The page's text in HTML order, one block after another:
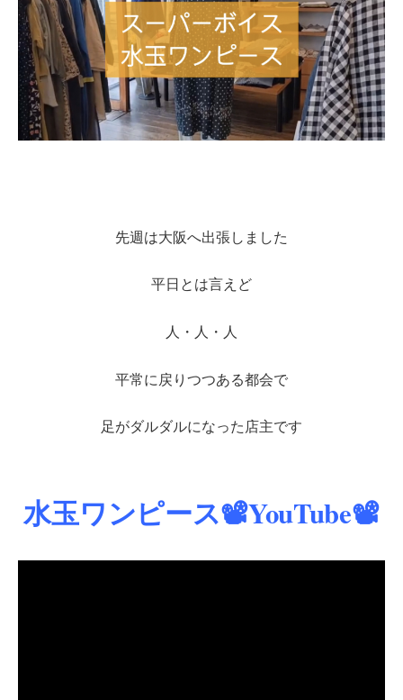
先週は大阪へ出張しました
平日とは言えど
人・人・人
平常に戻りつつある都会で
足がダルダルになった店主です
水玉ワンピース📽️YouTube📽️